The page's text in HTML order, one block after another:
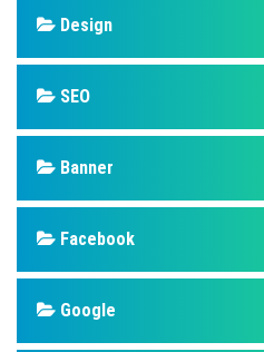
Design
SEO
Banner
Facebook
Google